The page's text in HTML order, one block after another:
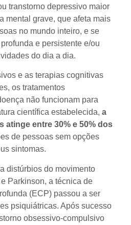
transtorno depressivo maior
mental grave, que afeta mais
no mundo inteiro, e se
e persistente e/ou
do dia a dia.
e as terapias cognitivas
os tratamentos
não funcionam para
científica estabelecida, a
atinge entre 30% e 50% dos
de pessoas sem opções
sintomas.
distúrbios do movimento
Parkinson, a técnica de
(ECP) passou a ser
psiquiátricas. Após sucesso
obsessivo-compulsivo